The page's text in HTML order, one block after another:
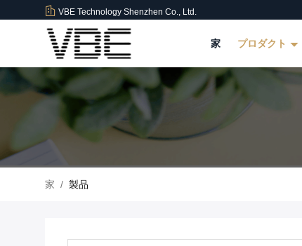
VBE Technology Shenzhen Co., Ltd.
家 プロダクト
家 / 製品